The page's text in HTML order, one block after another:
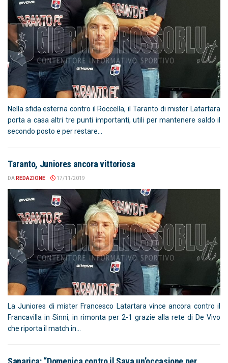
Nella sfida esterna contro il Roccella, il Taranto di mister Latartara
porta a casa altri tre punti importanti, utili per mantenere saldo il
secondo posto e per restare...
Taranto, Juniores ancora vittoriosa
DA REDAZIONE 17/11/2019
La Juniores di mister Francesco Latartara vince ancora contro il
Francavilla in Sinni, in rimonta per 2-1 grazie alla rete di De Vivo
che riporta il match in...